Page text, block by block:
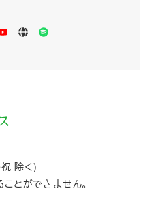
YouTube
LISTENSpotify
除く)
とができません。